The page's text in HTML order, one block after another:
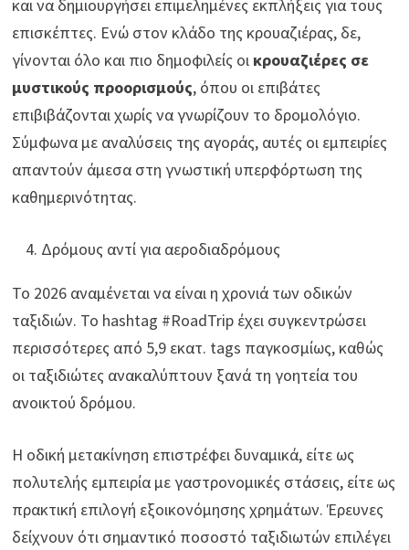
και να δημιουργήσει επιμελημένες εκπλήξεις για τους
επισκέπτες. Ενώ στον κλάδο της κρουαζιέρας, δε,
γίνονται όλο και πιο δημοφιλείς οικρουαζιέρες σε
μυστικούς προορισμούς, όπου οι επιβάτες
επιβιβάζονται χωρίς να γνωρίζουν το δρομολόγιο.
Σύμφωνα με αναλύσεις της αγοράς, αυτές οι εμπειρίες
απαντούν άμεσα στη γνωστική υπερφόρτωση της
καθημερινότητας.
Δρόμους αντί για αεροδιαδρόμους
Το 2026 αναμένεται να είναι η χρονιά των οδικών
ταξιδιών. Το hashtag #RoadTrip έχει συγκεντρώσει
περισσότερες από 5,9 εκατ. tags παγκοσμίως, καθώς
οι ταξιδιώτες ανακαλύπτουν ξανά τη γοητεία του
ανοικτού δρόμου.
Η οδική μετακίνηση επιστρέφει δυναμικά, είτε ως
πολυτελής εμπειρία με γαστρονομικές στάσεις, είτε ως
πρακτική επιλογή εξοικονόμησης χρημάτων. Έρευνες
δείχνουν ότι σημαντικό ποσοστό ταξιδιωτών επιλέγει